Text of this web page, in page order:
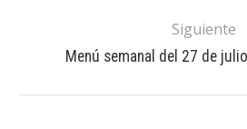
Siguiente
Menú semanal del 27 de